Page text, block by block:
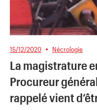
15/12/2020 Nécrologie
La magistrature
Procureur
rappelé vient